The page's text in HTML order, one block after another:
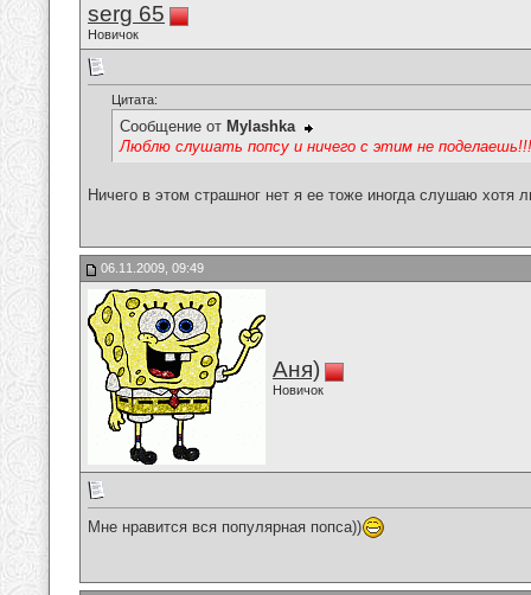
serg 65
Новичок
Цитата:
Сообщение от Mylashka
Люблю слушать попсу и ничего с этим не поделаешь!!!
Ничего в этом страшног нет я ее тоже иногда слушаю
06.11.2009, 09:49
Аня)
Новичок
Мне нравится вся популярная попса))